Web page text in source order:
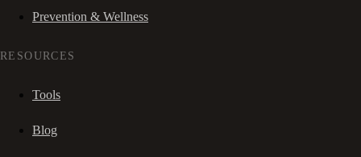
Prevention & Wellness
RESOURCES
Tools
Blog